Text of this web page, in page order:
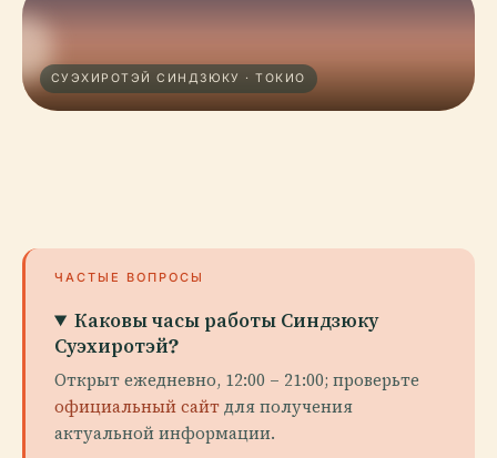
СУЭХИРОТЭЙ СИНДЗЮКУ · ТОКИО
ЧАСТЫЕ ВОПРОСЫ
Каковы часы работы Синдзюку
Суэхиротэй?
Открыт ежедневно, 12:00 – 21:00; проверьте
официальный сайтдля получения
актуальной информации.